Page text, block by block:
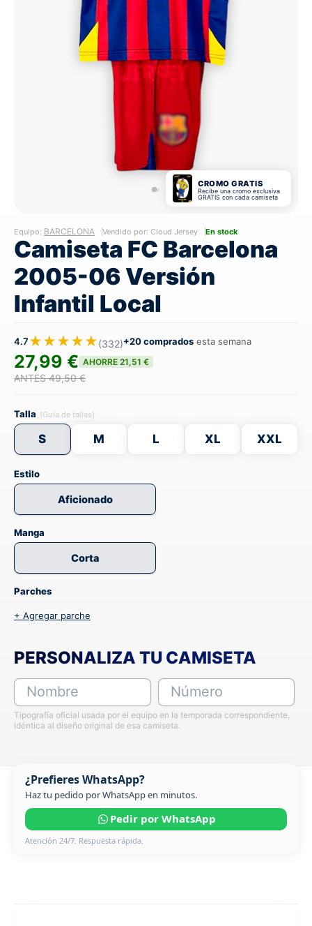
CROMO GRATIS
Recibe una cromo exclusiva
GRATIS con cada camiseta
Equipo: BARCELONA Vendido por: Cloud Jersey En stock
Camiseta FC Barcelona
2005-06 Versión
Infantil Local
4.7★★★★★(332)+20 comprados esta semana
27,99 € AHORRE 21,51 €
ANTES 49,50 €
Talla (Guía de tallas)
S M L XL XXL
Estilo
Aficionado
Manga
Corta
Parches
+ Agregar parche
PERSONALIZA TU CAMISETA
Nombre Número
Tipografía oficial usada por el equipo en la temporada correspondiente,
idéntica al diseño original de esa camiseta.
¿Prefieres WhatsApp?
Haz tu pedido por WhatsApp en minutos.
Pedir por WhatsApp
Atención 24/7. Respuesta rápida.